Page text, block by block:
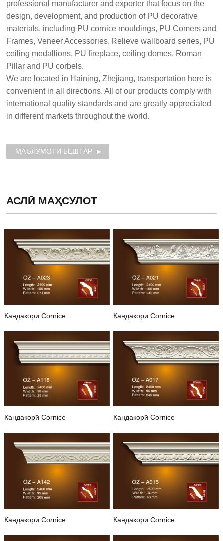
professional manufacturer and exporter that focus on the
design, development, and production of PU decorative
materials, including PU cornice mouldings, PU Comers and
Frames, Veneer Accessories, Relieve wallboard series, PU
ceiling medallions, PU fireplace, ceiling domes, Roman
Pillar and PU corbels.
We are located in Haining, Zhejiang, transportation here is
convenient in all directions. All of our products comply with
international quality standards and are greatly appreciated
in different markets throughout the world.
МАЪЛУМОТИ БЕШТАР
АСЛӢ МАҲСУЛОТ
Кандакорӣ Cornice
Кандакорӣ Cornice
Кандакорӣ Cornice
Кандакорӣ Cornice
Кандакорӣ Cornice
Кандакорӣ Cornice